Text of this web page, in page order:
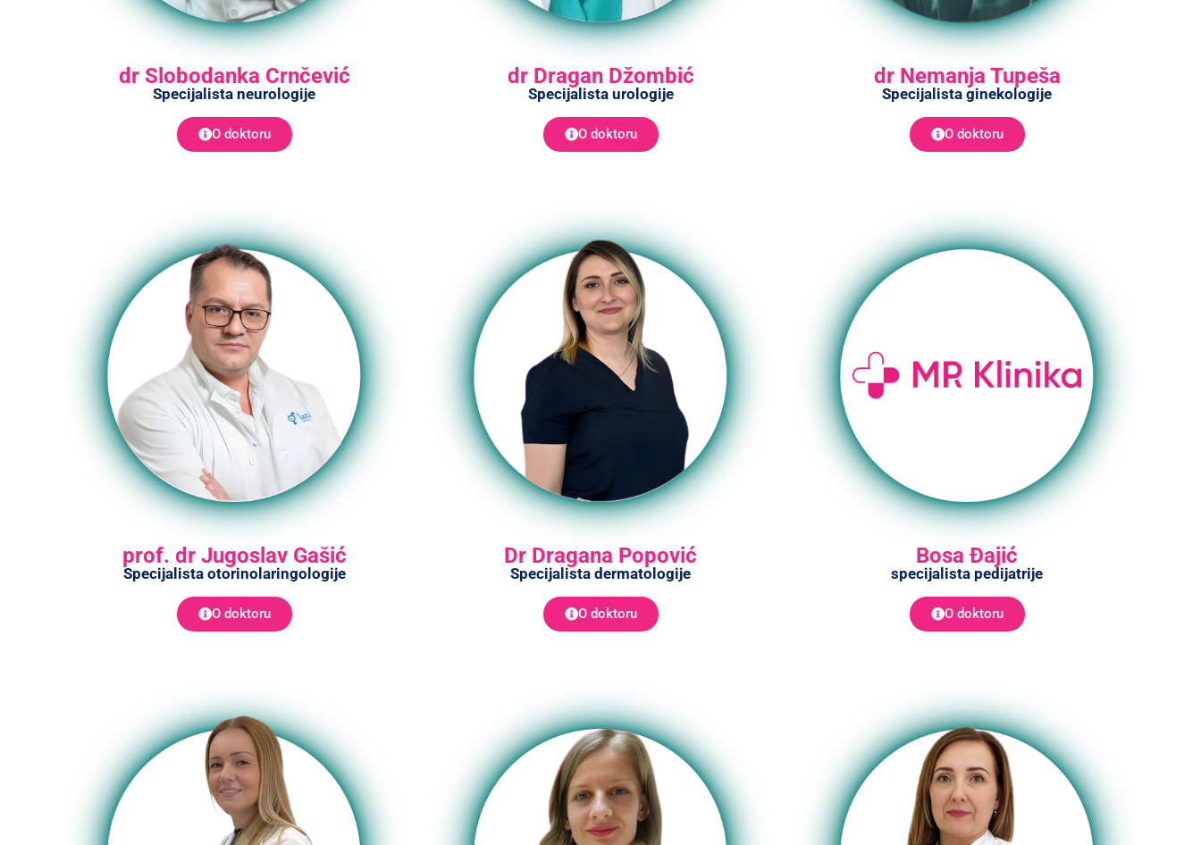
dr Slobodanka Crnčević
Specijalista neurologije
O doktoru
dr Dragan Džombić
Specijalista urologije
O doktoru
dr Nemanja Tupeša
Specijalista ginekologije
O doktoru
prof. dr Jugoslav Gašić
Specijalista otorinolaringologije
O doktoru
Dr Dragana Popović
Specijalista dermatologije
O doktoru
Bosa Đajić
specijalista pedijatrije
O doktoru